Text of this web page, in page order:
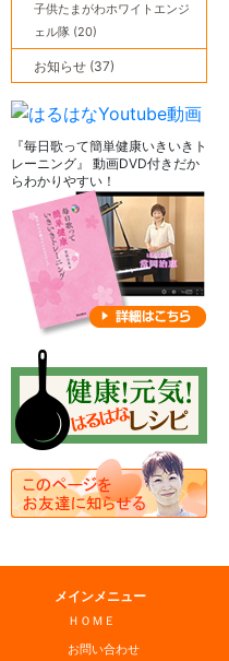
子供たまがわホワイトエンジ
ェル隊 (20)
お知らせ (37)
『毎日歌って簡単健康いきいきト
レーニング』 動画DVD付きだか
らわかりやすい！
メインメニュー
ＨＯＭＥ
お問い合わせ